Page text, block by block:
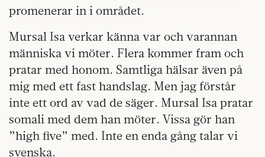
promenerar in i området.
Mursal Isa verkar känna var och varannan
människa vi möter. Flera kommer fram och
pratar med honom. Samtliga hälsar även på
mig med ett fast handslag. Men jag förstår
inte ett ord av vad de säger. Mursal Isa pratar
somali med dem han möter. Vissa gör han
”high five” med. Inte en enda gång talar vi
svenska.